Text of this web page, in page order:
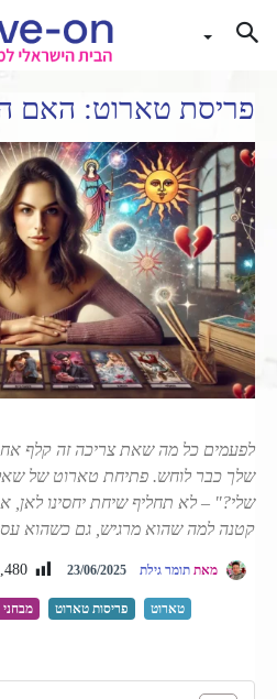
פריסת טארוט: האם
לפעמים כל מה שאת צריכה זה קלף
שלך כבר לוחש. פתיחת טארוט של
שלי?" – לא תחליף שיחת יחסינו לאן,
קטנה למה שהוא מרגיש, גם כשהוא
טארוט פריסות טארוט
מאת תומר גילת 23/06/2025